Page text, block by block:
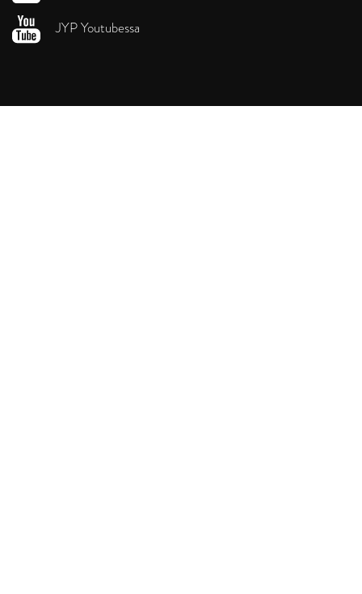
JYP Youtubessa